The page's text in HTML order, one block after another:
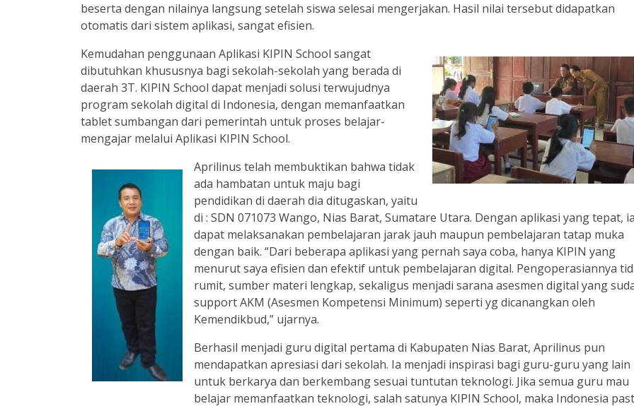
beserta dengan nilainya langsung setelah siswa selesai mengerjakan. Hasil nilai tersebut didapatkan
otomatis dari sistem aplikasi, sangat efisien.
Kemudahan penggunaan Aplikasi KIPIN School sangat
dibutuhkan khususnya bagi sekolah-sekolah yang berada di
daerah 3T. KIPIN School dapat menjadi solusi terwujudnya
program sekolah digital di Indonesia, dengan memanfaatkan
tablet sumbangan dari pemerintah untuk proses belajar-
mengajar melalui Aplikasi KIPIN School.
Aprilinus telah membuktikan bahwa tidak
ada hambatan untuk maju bagi
pendidikan di daerah dia ditugaskan, yaitu
di : SDN 071073 Wango, Nias Barat, Sumatare Utara. Dengan aplikasi yang tepat, ia
dapat melaksanakan pembelajaran jarak jauh maupun pembelajaran tatap muka
dengan baik. “Dari beberapa aplikasi yang pernah saya coba, hanya KIPIN yang
menurut saya efisien dan efektif untuk pembelajaran digital. Pengoperasiannya
rumit, sumber materi lengkap, sekaligus menjadi sarana asesmen digital yang
support AKM (Asesmen Kompetensi Minimum) seperti yg dicanangkan oleh
Kemendikbud,” ujarnya.
Berhasil menjadi guru digital pertama di Kabupaten Nias Barat, Aprilinus pun
mendapatkan apresiasi dari sekolah. Ia menjadi inspirasi bagi guru-guru yang lain
untuk berkarya dan berkembang sesuai tuntutan teknologi. Jika semua guru mau
belajar memanfaatkan teknologi, salah satunya KIPIN School, maka Indonesia